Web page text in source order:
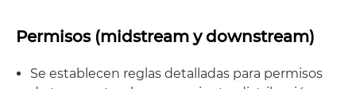
Permisos (midstream y downstream)
Se establecen reglas detalladas para permisos